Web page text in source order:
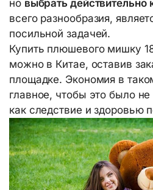
но выбрать действительно
всего разнообразия,
посильной задачей.
Купить плюшевого мишку
можно в Китае, оставив
площадке. Экономия в
главное, чтобы это было
как следствие и здоровью